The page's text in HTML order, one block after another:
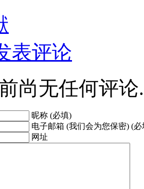
表评论
尚无任何评论.
昵称 (必填)
电子邮箱 (我们会为您保密) (必
网址